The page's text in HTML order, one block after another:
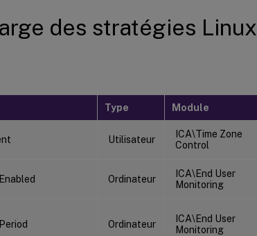
des stratégies Linux
Type Module
Utilisateur
ICA\Time Zone
Control
Ordinateur
ICA\End User
Monitoring
Ordinateur
ICA\End User
Monitoring